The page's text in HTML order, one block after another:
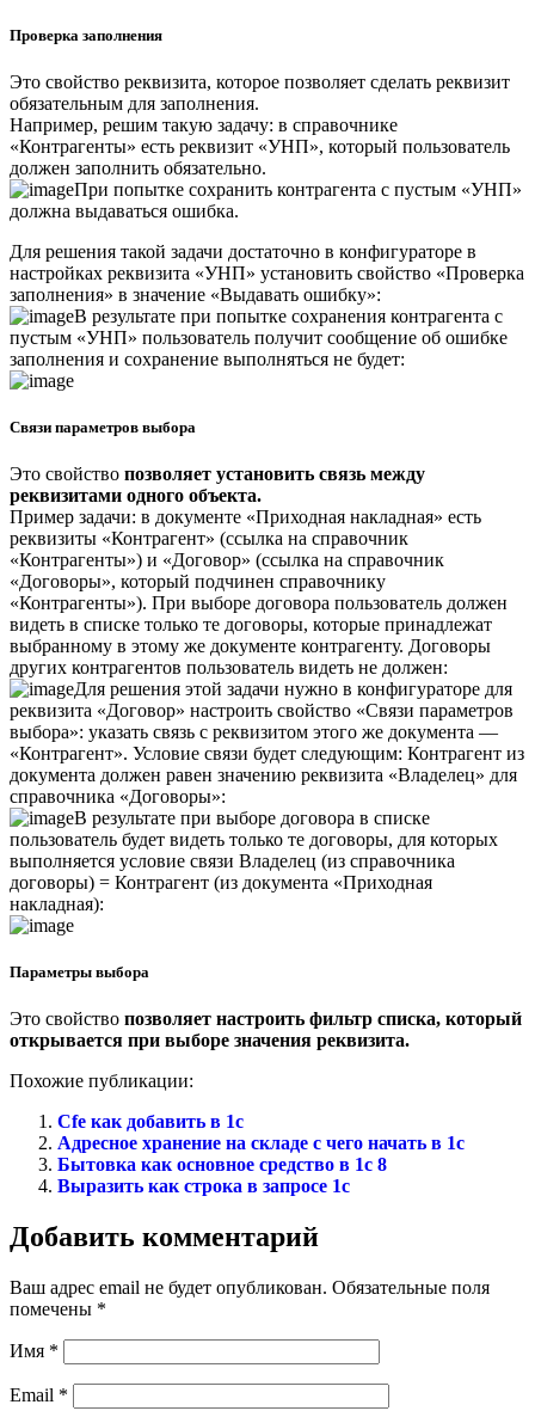
Проверка заполнения
Это свойство реквизита, которое позволяет сделать реквизит
обязательным для заполнения.
Например, решим такую задачу: в справочнике
«Контрагенты» есть реквизит «УНП», который пользователь
должен заполнить обязательно.
При попытке сохранить контрагента с пустым «УНП»
должна выдаваться ошибка.
Для решения такой задачи достаточно в конфигураторе в
настройках реквизита «УНП» установить свойство «Проверка
заполнения» в значение «Выдавать ошибку»:
В результате при попытке сохранения контрагента с
пустым «УНП» пользователь получит сообщение об ошибке
заполнения и сохранение выполняться не будет:
Связи параметров выбора
Это свойство позволяет установить связь между
реквизитами одного объекта.
Пример задачи: в документе «Приходная накладная» есть
реквизиты «Контрагент» (ссылка на справочник
«Контрагенты») и «Договор» (ссылка на справочник
«Договоры», который подчинен справочнику
«Контрагенты»). При выборе договора пользователь должен
видеть в списке только те договоры, которые принадлежат
выбранному в этому же документе контрагенту. Договоры
других контрагентов пользователь видеть не должен:
Для решения этой задачи нужно в конфигураторе для
реквизита «Договор» настроить свойство «Связи параметров
выбора»: указать связь с реквизитом этого же документа —
«Контрагент». Условие связи будет следующим: Контрагент из
документа должен равен значению реквизита «Владелец» для
справочника «Договоры»:
В результате при выборе договора в списке
пользователь будет видеть только те договоры, для которых
выполняется условие связи Владелец (из справочника
договоры) = Контрагент (из документа «Приходная
накладная):
Параметры выбора
Это свойство позволяет настроить фильтр списка, который
открывается при выборе значения реквизита.
Похожие публикации:
Cfe как добавить в 1с
Адресное хранение на складе с чего начать в 1с
Бытовка как основное средство в 1с 8
Выразить как строка в запросе 1с
Добавить комментарий
Ваш адрес email не будет опубликован. Обязательные поля
помечены *
Имя *
Email *